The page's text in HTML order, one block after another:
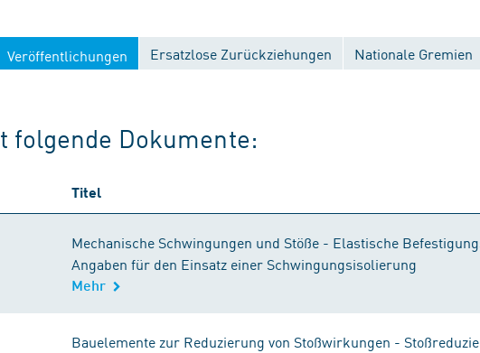
Veröffentlichungen Ersatzlose Zurückziehungen Nationale Gremien
folgende Dokumente:
Titel
Mechanische Schwingungen und Stöße - Elastische
Angaben für den Einsatz einer Schwingungsisolierung
Mehr
Bauelemente zur Reduzierung von Stoßwirkungen -